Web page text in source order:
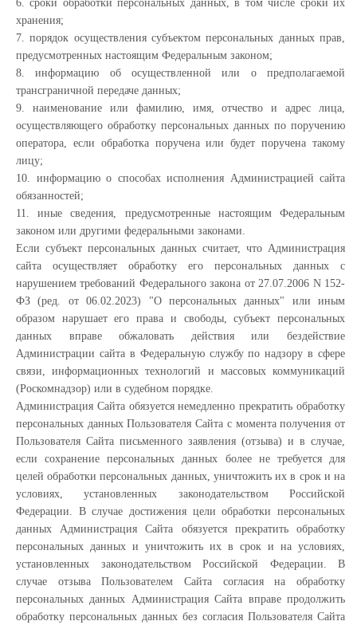
6. сроки обработки персональных данных, в том числе сроки их
хранения;
7. порядок осуществления субъектом персональных данных прав,
предусмотренных настоящим Федеральным законом;
8. информацию об осуществленной или о предполагаемой
трансграничной передаче данных;
9. наименование или фамилию, имя, отчество и адрес лица,
осуществляющего обработку персональных данных по поручению
оператора, если обработка поручена или будет поручена такому
лицу;
10. информацию о способах исполнения Администрацией сайта
обязанностей;
11. иные сведения, предусмотренные настоящим Федеральным
законом или другими федеральными законами.
Если субъект персональных данных считает, что Администрация
сайта осуществляет обработку его персональных данных с
нарушением требований Федерального закона от 27.07.2006 N 152-
ФЗ (ред. от 06.02.2023) "О персональных данных" или иным
образом нарушает его права и свободы, субъект персональных
данных вправе обжаловать действия или бездействие
Администрации сайта в Федеральную службу по надзору в сфере
связи, информационных технологий и массовых коммуникаций
(Роскомнадзор) или в судебном порядке.
Администрация Сайта обязуется немедленно прекратить обработку
персональных данных Пользователя Сайта с момента получения от
Пользователя Сайта письменного заявления (отзыва) и в случае,
если сохранение персональных данных более не требуется для
целей обработки персональных данных, уничтожить их в срок и на
условиях, установленных законодательством Российской
Федерации. В случае достижения цели обработки персональных
данных Администрация Сайта обязуется прекратить обработку
персональных данных и уничтожить их в срок и на условиях,
установленных законодательством Российской Федерации. В
случае отзыва Пользователем Сайта согласия на обработку
персональных данных Администрация Сайта вправе продолжить
обработку персональных данных без согласия Пользователя Сайта